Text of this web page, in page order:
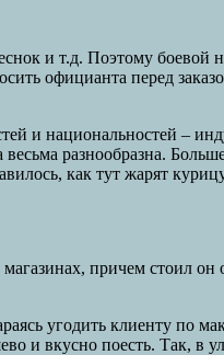
и т.д. Поэтому боевой
официанта перед
и национальностей –
разнообразна.
как тут жарят
причем стоил
угодить клиенту по
и вкусно поесть. Так, в